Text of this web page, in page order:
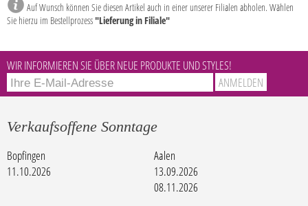
Auf Wunsch können Sie diesen Artikel auch in einer unserer Filialen abholen. Wählen
Sie hierzu im Bestellprozess"Lieferung in Filiale"
WIR INFORMIEREN SIE ÜBER NEUE PRODUKTE UND STYLES!
Verkaufsoffene Sonntage
Bopfingen
11.10.2026
Aalen
13.09.2026
08.11.2026